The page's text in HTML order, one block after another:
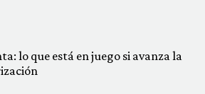
lo que está en juego si avanza la